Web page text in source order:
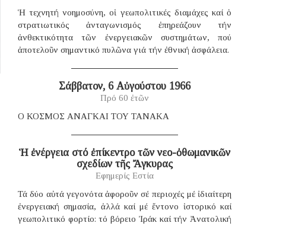
Ἡ τεχνητή νοημοσύνη, οἱ γεωπολιτικές διαμάχες καί ὁ
στρατιωτικός ἀνταγωνισμός ἐπηρεάζουν τήν
ἀνθεκτικότητα τῶν ἐνεργειακῶν συστημάτων, πού
ἀποτελοῦν σημαντικό πυλῶνα γιά τήν ἐθνική ἀσφάλεια.
Σάββατον, 6 Αὐγούστου 1966
Πρό 60 ἐτῶν
Ο ΚΟΣΜΟΣ ΑΝΑΓΚΑΙ ΤΟΥ ΤΑΝΑΚΑ
Ἡ ἐνέργεια στό ἐπίκεντρο τῶν νεο-ὀθωμανικῶν
σχεδίων τῆς Ἄγκυρας
Εφημερίς Εστία
Τά δύο αὐτά γεγονότα ἀφοροῦν σέ περιοχές μέ ἰδιαίτερη
ἐνεργειακή σημασία, ἀλλά καί μέ ἔντονο ἱστορικό καί
γεωπολιτικό φορτίο: τό βόρειο Ἰράκ καί τήν Ἀνατολική